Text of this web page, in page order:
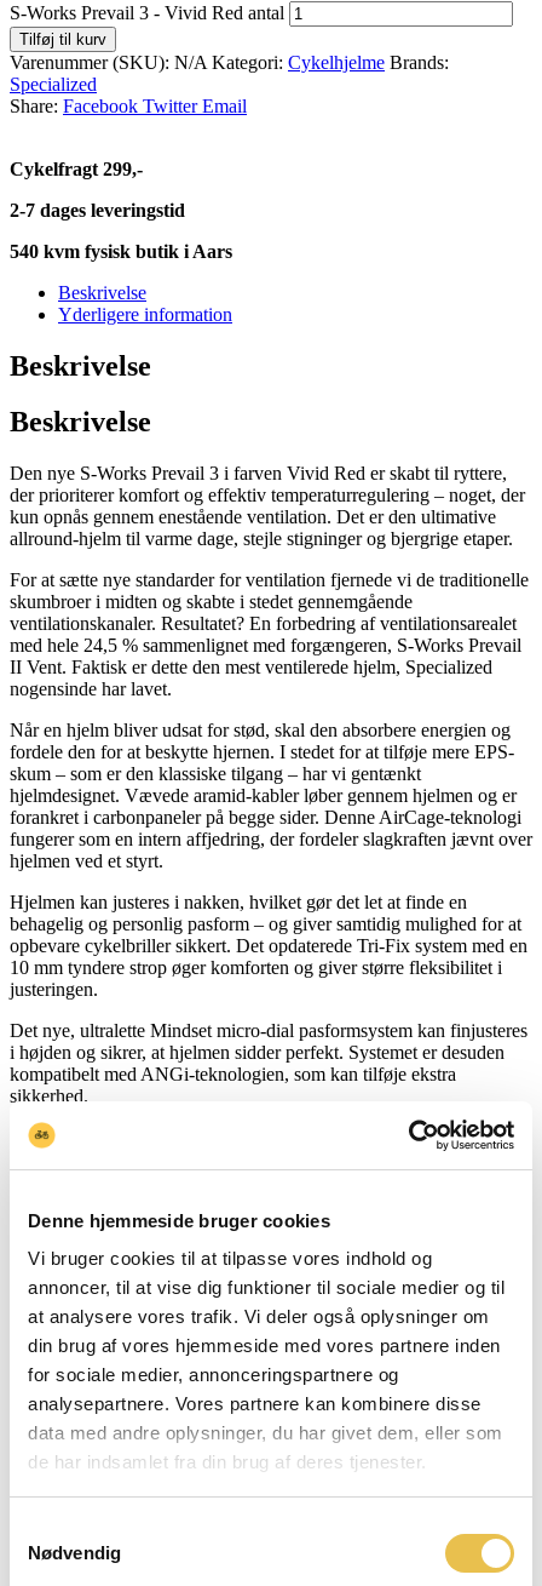
Denne hjemmeside bruger cookies
Vi bruger cookies til at tilpasse vores indhold og
annoncer, til at vise dig funktioner til sociale medier og til
at analysere vores trafik. Vi deler også oplysninger om
din brug af vores hjemmeside med vores partnere inden
for sociale medier, annonceringspartnere og
analysepartnere. Vores partnere kan kombinere disse
data med andre oplysninger, du har givet dem, eller som
de har indsamlet fra din brug af deres tjenester.
Nødvendig
S-Works Prevail 3 - Vivid Red antal
Tilføj til kurv
Varenummer (SKU): N/A Kategori: Cykelhjelme Brands:
Specialized
Share: Facebook Twitter Email
Cykelfragt 299,-
2-7 dages leveringstid
540 kvm fysisk butik i Aars
Beskrivelse
Yderligere information
Beskrivelse
Beskrivelse
Den nye S-Works Prevail 3 i farven Vivid Red er skabt til ryttere,
der prioriterer komfort og effektiv temperaturregulering – noget, der
kun opnås gennem enestående ventilation. Det er den ultimative
allround-hjelm til varme dage, stejle stigninger og bjergrige etaper.
For at sætte nye standarder for ventilation fjernede vi de traditionelle
skumbroer i midten og skabte i stedet gennemgående
ventilationskanaler. Resultatet? En forbedring af ventilationsarealet
med hele 24,5 % sammenlignet med forgængeren, S-Works Prevail
II Vent. Faktisk er dette den mest ventilerede hjelm, Specialized
nogensinde har lavet.
Når en hjelm bliver udsat for stød, skal den absorbere energien og
fordele den for at beskytte hjernen. I stedet for at tilføje mere EPS-
skum – som er den klassiske tilgang – har vi gentænkt
hjelmdesignet. Vævede aramid-kabler løber gennem hjelmen og er
forankret i carbonpaneler på begge sider. Denne AirCage-teknologi
fungerer som en intern affjedring, der fordeler slagkraften jævnt over
hjelmen ved et styrt.
Hjelmen kan justeres i nakken, hvilket gør det let at finde en
behagelig og personlig pasform – og giver samtidig mulighed for at
opbevare cykelbriller sikkert. Det opdaterede Tri-Fix system med en
10 mm tyndere strop øger komforten og giver større fleksibilitet i
justeringen.
Det nye, ultralette Mindset micro-dial pasformsystem kan finjusteres
i højden og sikrer, at hjelmen sidder perfekt. Systemet er desuden
kompatibelt med ANGi-teknologien, som kan tilføje ekstra
sikkerhed.
Den avancerede MIPS Air Node-teknologi er integreret i hjelmens
kompromis med sikkerheden.
Yderligere information
Yderligere information
Størrelse S, M, L
Mærke Specialized